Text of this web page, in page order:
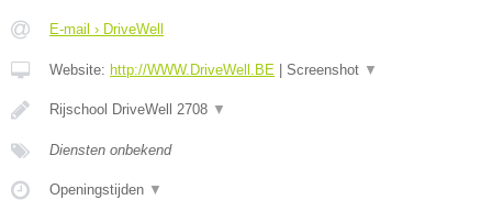
E-mail › DriveWell
Website: http://WWW.DriveWell.BE | Screenshot ▼
Rijschool DriveWell 2708 ▼
Diensten onbekend
Openingstijden ▼